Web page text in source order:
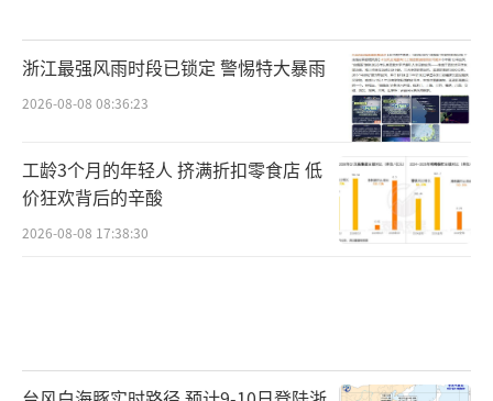
浙江最强风雨时段已锁定 警惕特大暴雨
2026-08-08 08:36:23
工龄3个月的年轻人 挤满折扣零食店 低
价狂欢背后的辛酸
2026-08-08 17:38:30